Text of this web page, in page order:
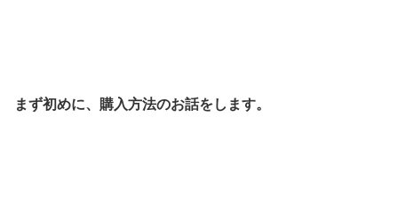
まず初めに、購入方法のお話をします。